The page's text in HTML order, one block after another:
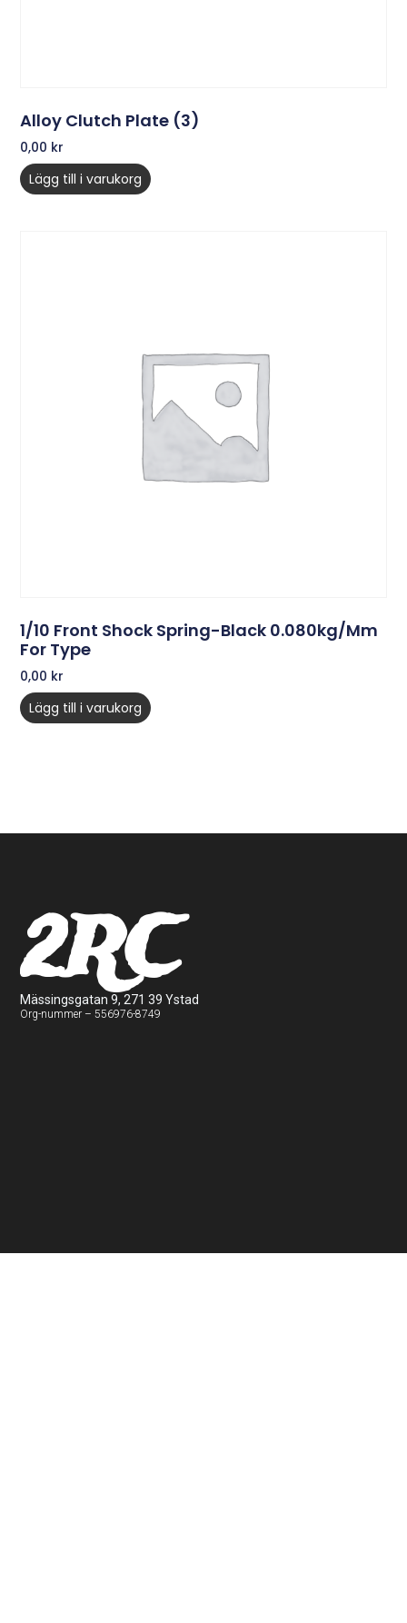
Alloy Clutch Plate (3)
0,00 kr
Lägg till i varukorg
1/10 Front Shock Spring-Black 0.080kg/mm
For Type
0,00 kr
Lägg till i varukorg
2RC
Mässingsgatan 9, 271 39 Ystad
Org-nummer – 556976-8749